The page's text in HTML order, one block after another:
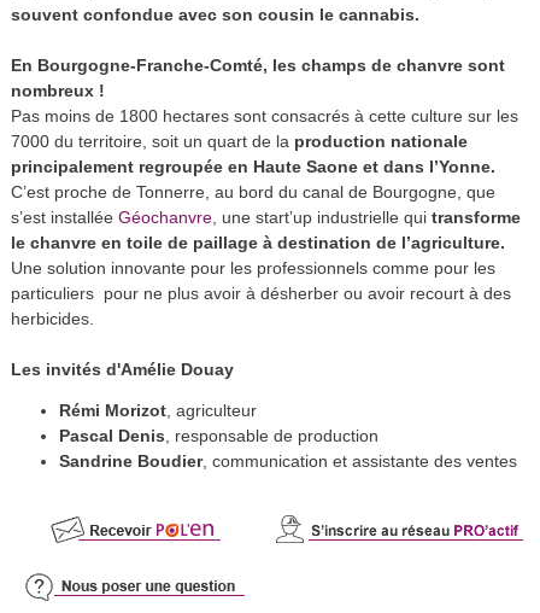
souvent confondue avec son cousin le cannabis.
En Bourgogne-Franche-Comté, les champs de chanvre sont
nombreux !
Pas moins de 1800 hectares sont consacrés à cette culture sur les
7000 du territoire, soit un quart de la production nationale
principalement regroupée en Haute Saone et dans l’Yonne.
C’est proche de Tonnerre, au bord du canal de Bourgogne, que
s’est installée Géochanvre, une start’up industrielle quitransforme
le chanvre en toile de paillage à destination de l’agriculture.
Une solution innovante pour les professionnels comme pour les
particuliers pour ne plus avoir à désherber ou avoir recourt à des
herbicides.
Les invités d'Amélie Douay
Rémi Morizot, agriculteur
Pascal Denis, responsable de production
Sandrine Boudier, communication et assistante des ventes